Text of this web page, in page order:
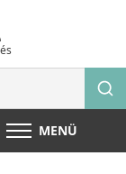
MENÜ